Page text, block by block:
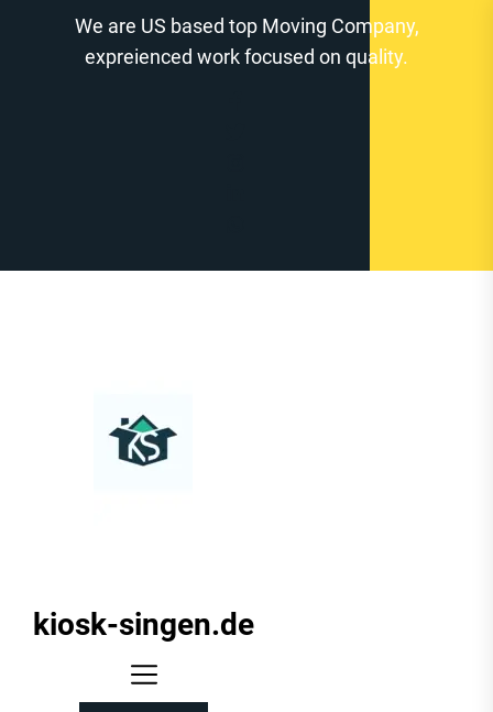
We are US based top Moving Company,
expreienced work focused on quality.
kiosk-
kiosk-singen.de